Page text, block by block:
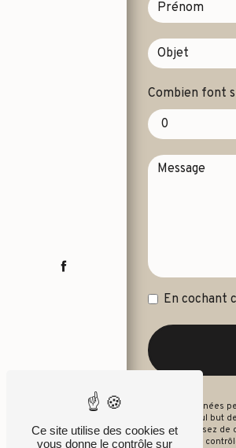
Combien font
En cochant
** Les données
dans le seul but
Vous disposez de
autorité de
Ce site utilise des cookies et
vous donne le contrôle sur